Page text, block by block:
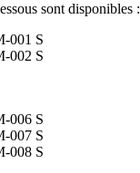
sont disponibles :
001 S
002 S
006 S
007 S
008 S